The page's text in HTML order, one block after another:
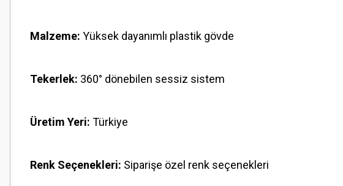
Malzeme: Yüksek dayanımlı plastik gövde
Tekerlek: 360° dönebilen sessiz sistem
Üretim Yeri: Türkiye
Renk Seçenekleri: Siparişe özel renk seçenekleri